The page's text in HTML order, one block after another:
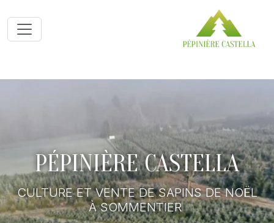
PÉPINIÈRE CASTELLA
CULTURE ET VENTE DE SAPINS DE NOËL
À SOMMENTIER